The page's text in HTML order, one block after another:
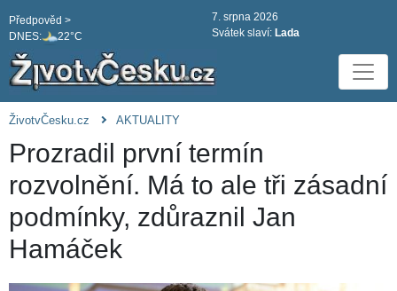
DNES: 22°C
Předpověd >
7. srpna 2026
Svátek slaví: Lada
ŽivotvČesku.cz AKTUALITY
Prozradil první termín
rozvolnění. Má to ale tři zásadní
podmínky, zdůraznil Jan
Hamáček